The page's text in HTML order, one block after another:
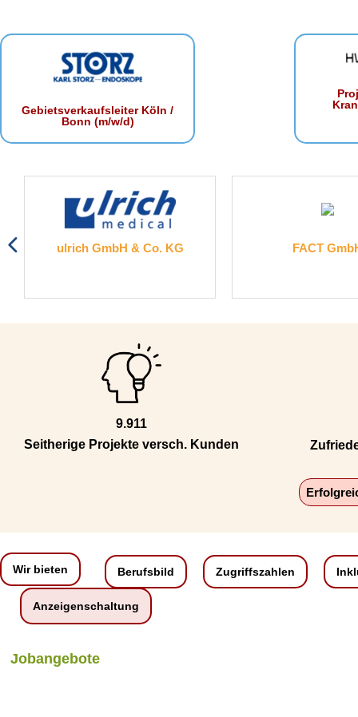
Gebietsverkaufsleiter Köln /
Bonn (m/w/d)
ulrich GmbH & Co. KG FACT GmbH
9.911
Seitherige Projekte versch. Kunden
Wir bieten Berufsbild Zugriffszahlen
Anzeigenschaltung
Jobangebote